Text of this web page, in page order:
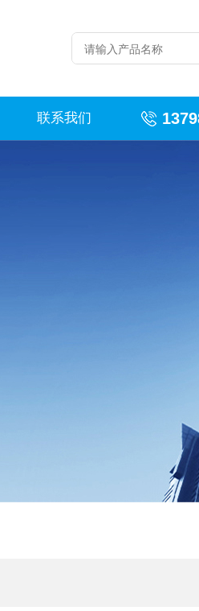
联系我们